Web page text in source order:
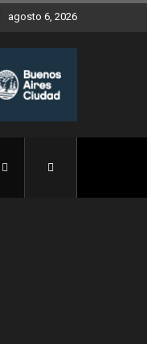
agosto 6, 2026